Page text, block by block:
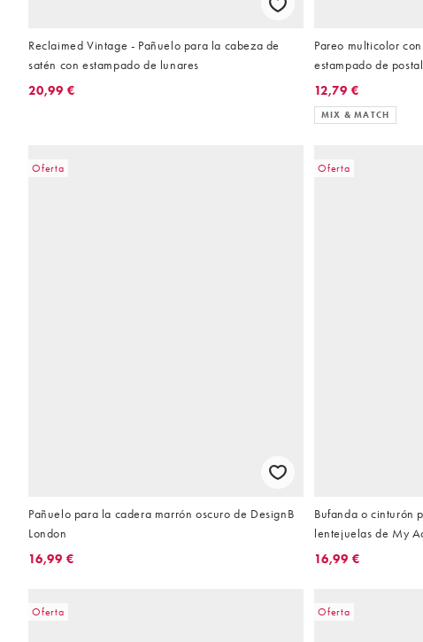
Reclaimed Vintage - Pañuelo para la cabeza de
satén con estampado de lunares
20,99 €
Pareo multicolor
estampado de
Frolic (parte de un
12,79 €
MIX & MATCH
Oferta
Pañuelo para la cadera marrón oscuro de DesignB
London
16,99 €
Oferta
Bufanda o cinturón
lentejuelas de My
16,99 €
Oferta Oferta